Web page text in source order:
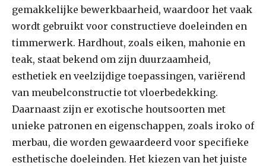
gemakkelijke bewerkbaarheid, waardoor het vaak
wordt gebruikt voor constructieve doeleinden en
timmerwerk. Hardhout, zoals eiken, mahonie en
teak, staat bekend om zijn duurzaamheid,
esthetiek en veelzijdige toepassingen, variërend
van meubelconstructie tot vloerbedekking.
Daarnaast zijn er exotische houtsoorten met
unieke patronen en eigenschappen, zoals iroko of
merbau, die worden gewaardeerd voor specifieke
esthetische doeleinden. Het kiezen van het juiste